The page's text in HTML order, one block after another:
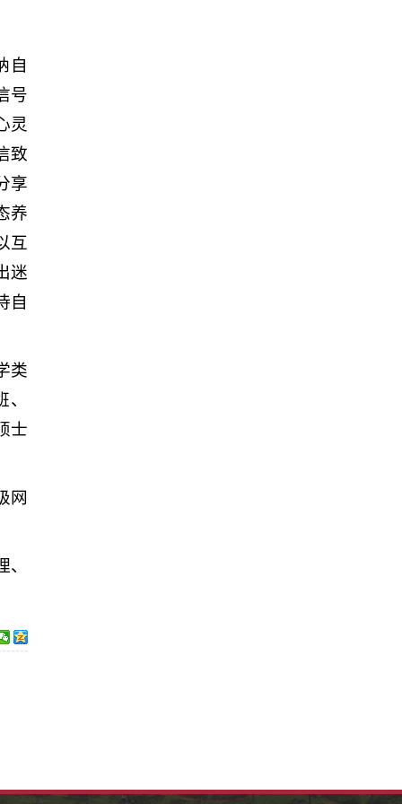
自
号
灵
致
享
养
互
迷
自
类
士
网